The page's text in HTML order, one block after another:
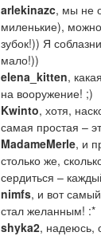
arlekinazc, мы не
миленькие),
зубок!)) Я
мало!))
elena_kitten,
на вооружение! ;)
Kwinto, хотя,
самая простая –
MadameMerle, и
столько же,
сердиться –
nimfs, и вот
стал желанным! :*
shyka2, надеюсь,